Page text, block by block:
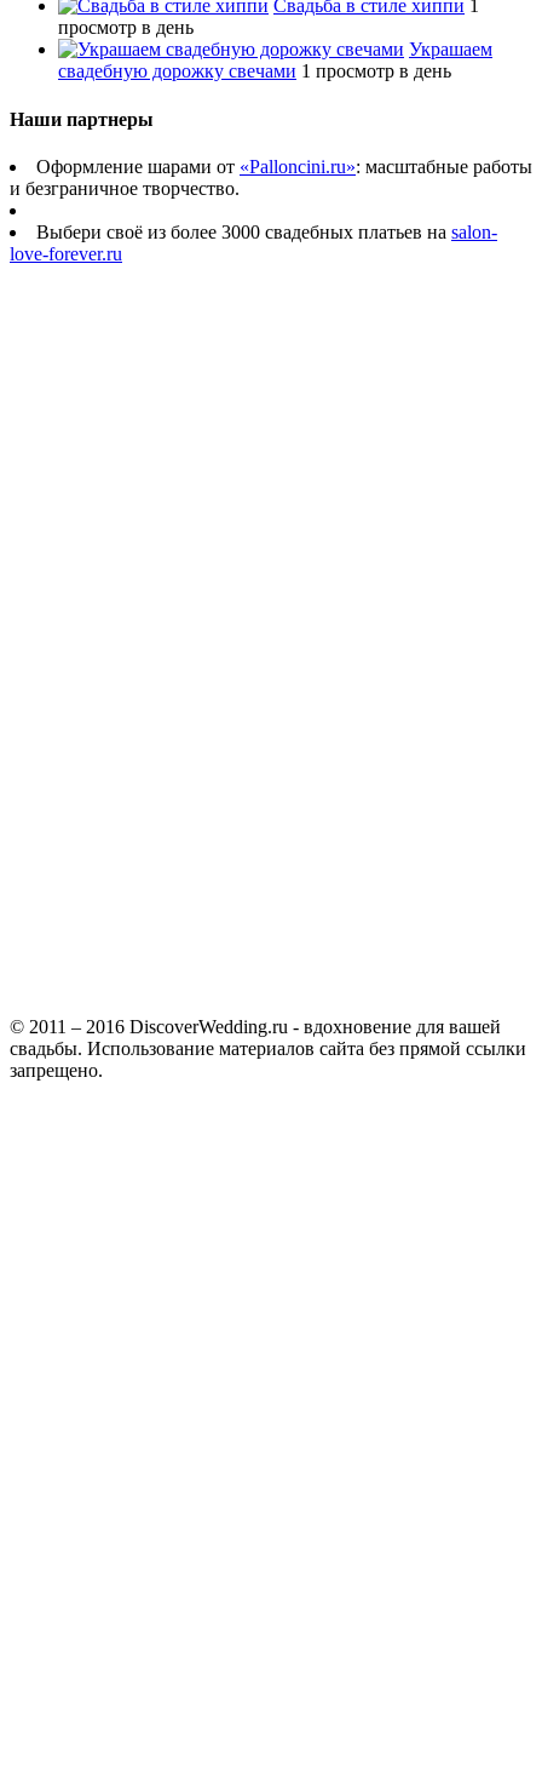
Свадьба в стиле хиппи 1
просмотр в день
Украшаем
свадебную дорожку свечами 1 просмотр в день
Наши партнеры
Оформление шарами от «Palloncini.ru»: масштабные работы
и безграничное творчество.
Выбери своё из более 3000 свадебных платьев на salon-
love-forever.ru
© 2011 – 2016 DiscoverWedding.ru - вдохновение для вашей
свадьбы. Использование материалов сайта без прямой ссылки
запрещено.